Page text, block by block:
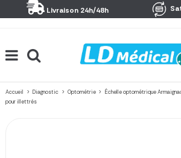
Livraison 24h/48h
Accueil Diagnostic Optométrie
Échelle optométrique
pour illettrés
Panneau de gestion des cookies